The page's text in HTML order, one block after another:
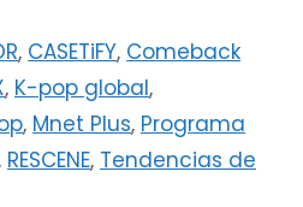
, CASETiFY, Comeback
, K-pop global,
, Mnet Plus, Programa
RESCENE, Tendencias de